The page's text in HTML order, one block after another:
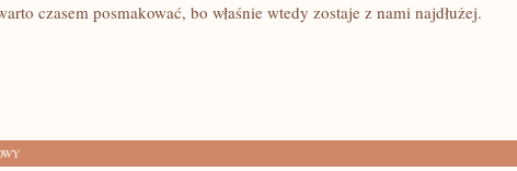
czasem posmakować, bo właśnie wtedy zostaje z nami najdłużej.